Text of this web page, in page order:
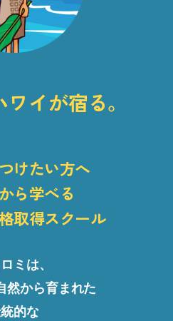
イが宿る。
けたい方へ
ら学べる
取得スクール
ミは、
然から育まれた
的な